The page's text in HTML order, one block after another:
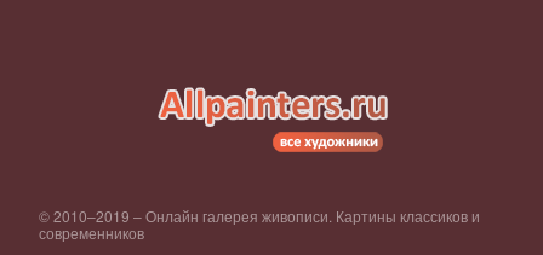
© 2010–2019 – Онлайн галерея живописи. Картины классиков и
современников